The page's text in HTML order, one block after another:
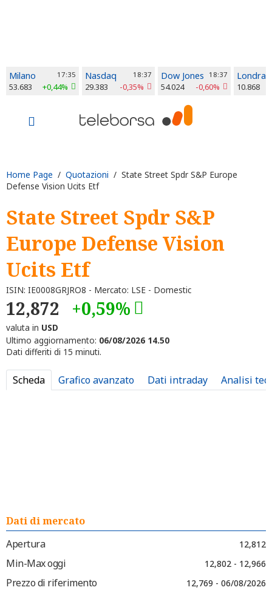
Milano 17:35
53.683 +0,44%
Nasdaq 18:37
29.383 -0,35%
Dow Jones 18:37
54.024 -0,60%
Londra
10.868
Home Page / Quotazioni / State Street Spdr S&P Europe
Defense Vision Ucits Etf
State Street Spdr S&P
Europe Defense Vision
Ucits Etf
ISIN: IE0008GRJRO8 - Mercato: LSE - Domestic
12,872 +0,59%
valuta in USD
Ultimo aggiornamento: 06/08/2026 14.50
Dati differiti di 15 minuti.
Scheda Grafico avanzato Dati intraday Analisi
Dati di mercato
Apertura
12,812
Min-Max oggi 12,802 - 12,966
Prezzo di riferimento 12,769 - 06/08/2026